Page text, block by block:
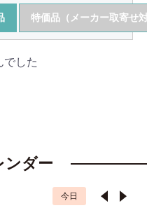
特価品（メーカー取寄せ
でした
ンダー
今日